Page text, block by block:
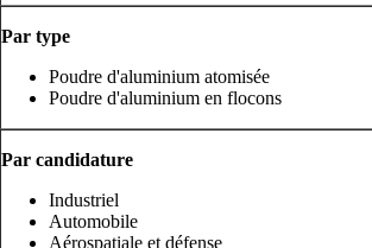
Par type
Poudre d'aluminium atomisée
Poudre d'aluminium en flocons
Par candidature
Industriel
Automobile
Aérospatiale et défense